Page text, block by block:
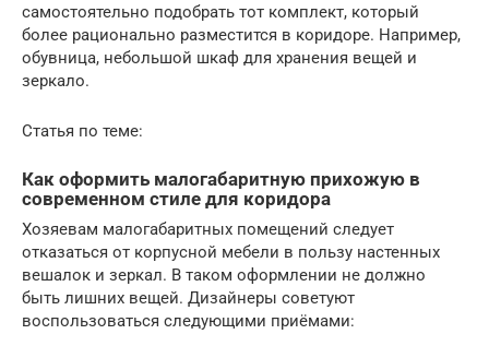
самостоятельно подобрать тот комплект, который
более рационально разместится в коридоре. Например,
обувница, небольшой шкаф для хранения вещей и
зеркало.
Статья по теме:
Как оформить малогабаритную прихожую в
современном стиле для коридора
Хозяевам малогабаритных помещений следует
отказаться от корпусной мебели в пользу настенных
вешалок и зеркал. В таком оформлении не должно
быть лишних вещей. Дизайнеры советуют
воспользоваться следующими приёмами: